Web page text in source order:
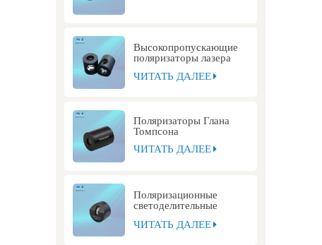
Высокопропускающие
поляризаторы лазера
Глана
ЧИТАТЬ ДАЛЕЕ
Поляризаторы Глана
Томпсона
ЧИТАТЬ ДАЛЕЕ
Поляризационные
светоделительные
ЧИТАТЬ ДАЛЕЕ